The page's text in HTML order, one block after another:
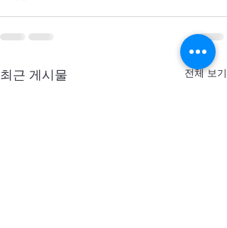
최근 게시물 전체 보기